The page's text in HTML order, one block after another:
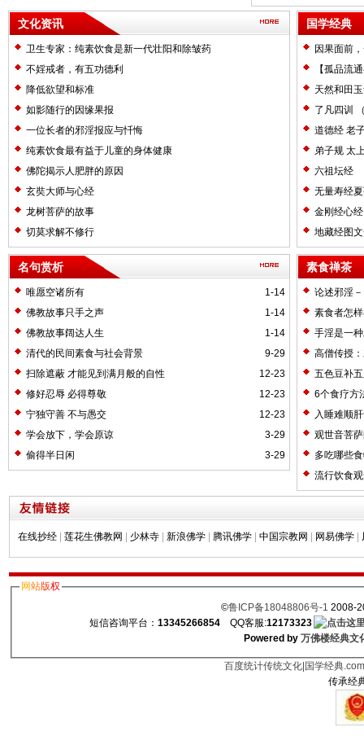
文化资讯
卫生专家：纯素饮食是新一代壮阳和除皱药
不婬戒者，有五功德利
降低欲望和标准
如影随行的因缘果报
一位长者的邪淫报应与忏悔
纯素饮食最有益于儿童的身体健康
佛陀揭示人肥胖的原因
玄奘大师与心经
龙树菩萨的故事
切莫求解不修行
国学经典
因果面前
【孤品流
精进修行
天然和田
楼经典文化
了凡四训
道德经 老
弟子规 太
六祖坛经
无量寿经
金刚经心经
地藏经图
名句赏析
1-14
唯愿空诸所有
1-14
佛教故事只手之声
1-14
佛教故事阔达人生
9-29
清代的民间素食与社会背景
12-23
扫除遮蔽 才能见到满月般的自性
12-23
修好忍辱 必得尊敬
12-23
宁独守善 不与愚交
3-29
学会放下，学会原谅
3-29
偷得半日闲
素食禅茶
论述邪淫
素食者怎
手淫是一
高僧传授
五色豆补
6个食疗方
入睡难顺
观世音菩
多吃哪些
流行饮食
在线抄经 莲花生佛教网 少林寺 新浪佛学 腾讯佛学 中国宗教网 网易佛学
网站版权
©鲁ICP备18048806号-1 2008-
短信咨询平台： 13345266854QQ客服:12173323
Powered by 万佛楼经典文
百度统计传统文化|国学经典.com
传承经